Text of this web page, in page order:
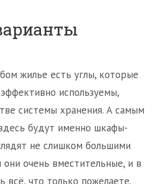
жилье есть углы, которые
используемы,
системы хранения. А самым
будут именно шкафы-
не слишком большими
очень вместительные, и в
всё, что только пожелаете.